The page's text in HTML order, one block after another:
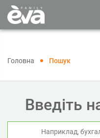
Головна Пошук
Введіть